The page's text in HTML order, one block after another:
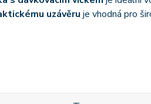
uzávěru je vhodná pro